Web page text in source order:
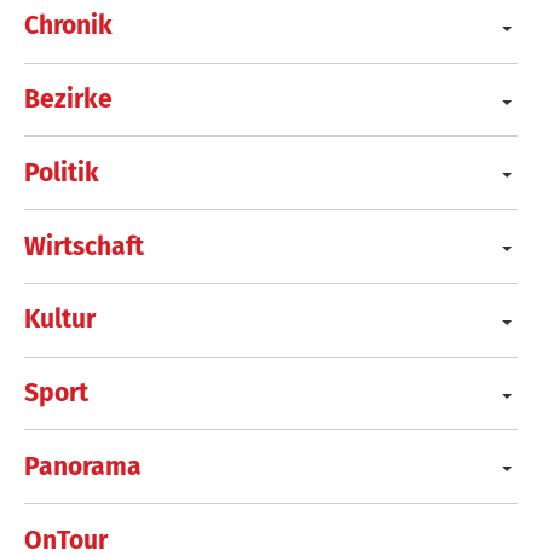
Chronik
Bezirke
Politik
Wirtschaft
Kultur
Sport
Panorama
OnTour